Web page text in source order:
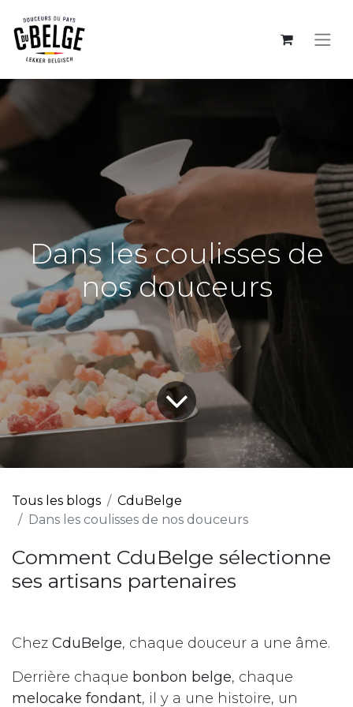
Dans les coulisses de
nos douceurs
Tous les blogs
CduBelge
Dans les coulisses de nos douceurs
Comment CduBelge sélectionne
ses artisans partenaires
Chez CduBelge, chaque douceur a une âme.
Derrière chaque bonbon belge, chaque
melocake fondant, il y a une histoire, un